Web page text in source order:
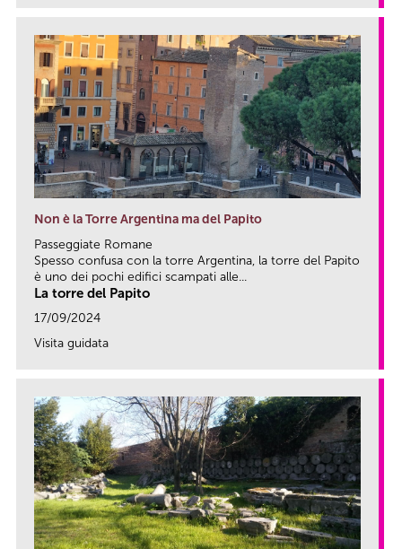
Non è la Torre Argentina ma del Papito
Passeggiate Romane
Spesso confusa con la torre Argentina, la torre del Papito
è uno dei pochi edifici scampati alle...
La torre del Papito
17/09/2024
Visita guidata